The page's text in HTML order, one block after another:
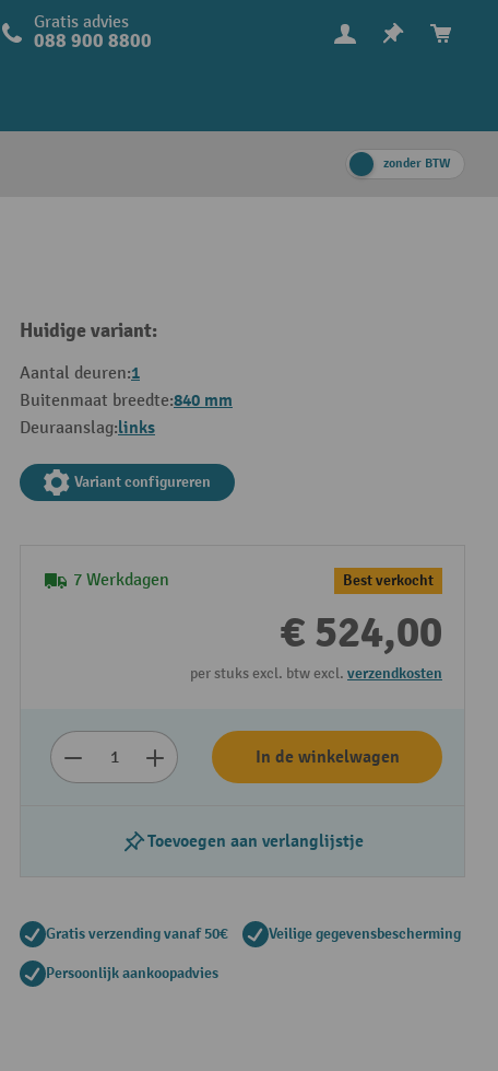
Gratis advies
088 900 8800
zonder BTW
Huidige variant:
Aantal deuren:1
Buitenmaat breedte:840 mm
Deuraanslag:links
Variant configureren
7 Werkdagen Best verkocht
€ 524,00
per stuks excl. btw excl. verzendkosten
In de winkelwagen
Toevoegen aan verlanglijstje
Gratis verzending vanaf 50€ Veilige gegevensbescherming
Persoonlijk aankoopadvies